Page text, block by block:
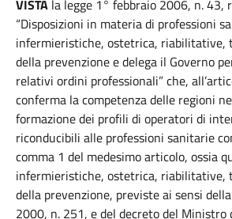
VISTA la legge 1° febbraio 2006, n. 43,
“Disposizioni in materia di professioni
infermieristiche, ostetrica, riabilitative,
della prevenzione e delega il Governo
relativi ordini professionali” che,
conferma la competenza delle regioni
formazione dei profili di operatori di
riconducibili alle professioni sanitarie
comma 1 del medesimo articolo, ossia
infermieristiche, ostetrica, riabilitative,
della prevenzione, previste ai sensi
2000, n. 251, e del decreto del Ministro